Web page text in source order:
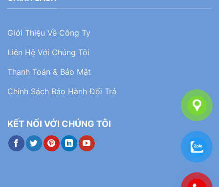
Giới Thiệu Về Công Ty
Liên Hệ Với Chúng Tôi
Thanh Toán & Bảo Mật
Chính Sách Bảo Hành Đổi Trả
KẾT NỐI VỚI CHÚNG TÔI